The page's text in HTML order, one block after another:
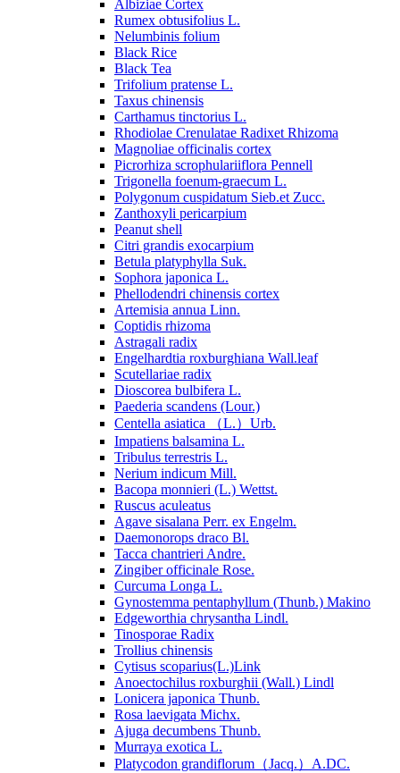
Albiziae Cortex
Rumex obtusifolius L.
Nelumbinis folium
Black Rice
Black Tea
Trifolium pratense L.
Taxus chinensis
Carthamus tinctorius L.
Rhodiolae Crenulatae Radixet Rhizoma
Magnoliae officinalis cortex
Picrorhiza scrophulariiflora Pennell
Trigonella foenum-graecum L.
Polygonum cuspidatum Sieb.et Zucc.
Zanthoxyli pericarpium
Peanut shell
Citri grandis exocarpium
Betula platyphylla Suk.
Sophora japonica L.
Phellodendri chinensis cortex
Artemisia annua Linn.
Coptidis rhizoma
Astragali radix
Engelhardtia roxburghiana Wall.leaf
Scutellariae radix
Dioscorea bulbifera L.
Paederia scandens (Lour.)
Centella asiatica （L.）Urb.
Impatiens balsamina L.
Tribulus terrestris L.
Nerium indicum Mill.
Bacopa monnieri (L.) Wettst.
Ruscus aculeatus
Agave sisalana Perr. ex Engelm.
Daemonorops draco Bl.
Tacca chantrieri Andre.
Zingiber officinale Rose.
Curcuma Longa L.
Gynostemma pentaphyllum (Thunb.) Makino
Edgeworthia chrysantha Lindl.
Tinosporae Radix
Trollius chinensis
Cytisus scoparius(L.)Link
Anoectochilus roxburghii (Wall.) Lindl
Lonicera japonica Thunb.
Rosa laevigata Michx.
Ajuga decumbens Thunb.
Murraya exotica L.
Platycodon grandiflorum（Jacq.）A.DC.